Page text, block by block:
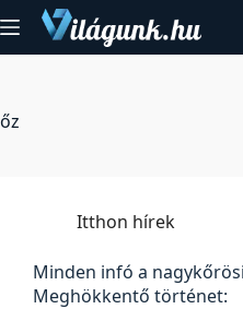
to
content
őz
Itthon hírek
Minden infó a
Meghökkentő történet: